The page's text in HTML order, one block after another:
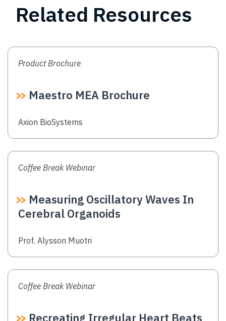
지
Related Resources
Product Brochure
Maestro MEA Brochure
Authors
Axion BioSystems
Coffee Break Webinar
Measuring Oscillatory Waves In
Cerebral Organoids
Authors
Prof. Alysson Muotri
Coffee Break Webinar
Recreating Irregular Heart Beats